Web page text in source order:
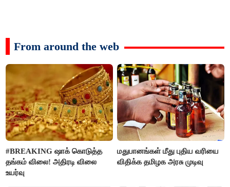
From around the web
#BREAKING ஷாக் கொடுத்த
தங்கம் விலை! அதிரடி விலை
உயர்வு
மதுபானங்கள் மீது புதிய வரியை
விதிக்க தமிழக அரசு முடிவு